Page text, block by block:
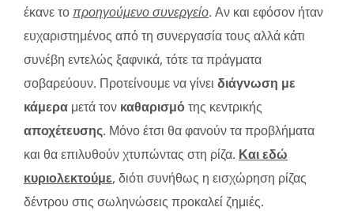
έκανε το προηγούμενο συνεργείο. Αν και εφόσον ήταν
ευχαριστημένος από τη συνεργασία τους αλλά κάτι
συνέβη εντελώς ξαφνικά, τότε τα πράγματα
σοβαρεύουν. Προτείνουμε να γίνει διάγνωση με
κάμερα μετά τον καθαρισμότης κεντρικής
αποχέτευσης. Μόνο έτσι θα φανούν τα προβλήματα
και θα επιλυθούν χτυπώντας στη ρίζα. Και εδώ
κυριολεκτούμε, διότι συνήθως η εισχώρηση ρίζας
δέντρου στις σωληνώσεις προκαλεί ζημιές.